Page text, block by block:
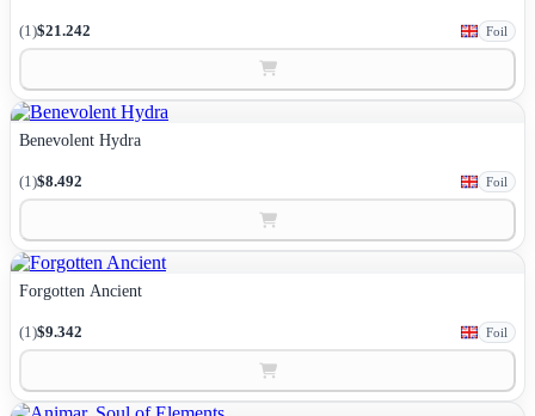
(1)$21.242 Foil
Benevolent Hydra
(1)$8.492 Foil
Forgotten Ancient
(1)$9.342 Foil